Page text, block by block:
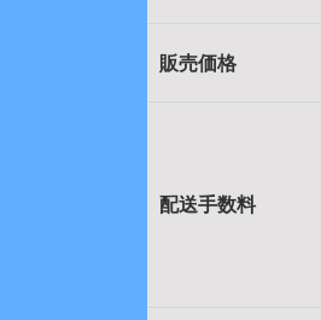
販売価格
配送手数料